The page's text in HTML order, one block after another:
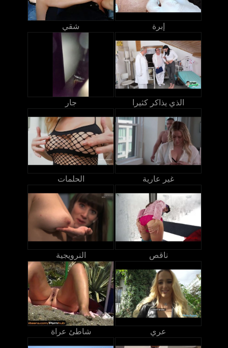
شقي إبرة
جار الذي يذاكر كثيرا
الحلمات غير عارية
النرويجية ناقص
شاطئ عراة عري